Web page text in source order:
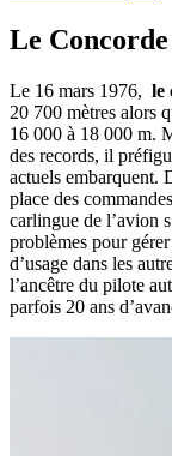
Le
Le 16 mars 1976, le
20 700 mètres alors
16 000 à 18 000 m.
des records, il
actuels embarquent.
place des
carlingue de l’avion
problèmes pour
d’usage dans les
l’ancêtre du pilote
parfois 20 ans